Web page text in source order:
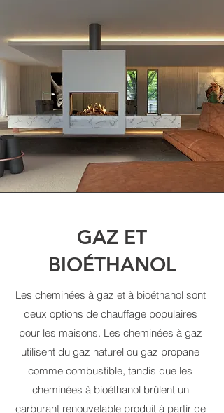
GAZ ET
BIOÉTHANOL
Les cheminées à gaz et à bioéthanol sont
deux options de chauffage populaires
pour les maisons. Les cheminées à gaz
utilisent du gaz naturel ou gaz propane
comme combustible, tandis que les
cheminées à bioéthanol brûlent un
carburant renouvelable produit à partir de